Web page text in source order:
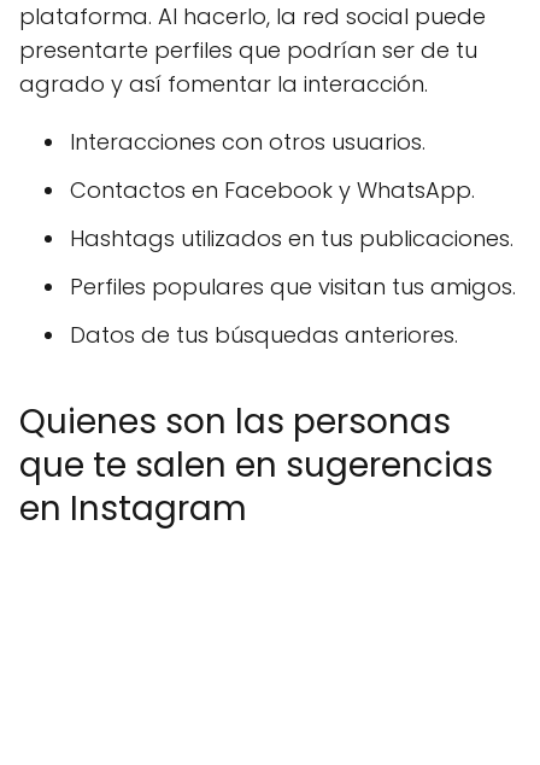
plataforma. Al hacerlo, la red social puede
presentarte perfiles que podrían ser de tu
agrado y así fomentar la interacción.
Interacciones con otros usuarios.
Contactos en Facebook y WhatsApp.
Hashtags utilizados en tus publicaciones.
Perfiles populares que visitan tus amigos.
Datos de tus búsquedas anteriores.
Quienes son las personas
que te salen en sugerencias
en Instagram